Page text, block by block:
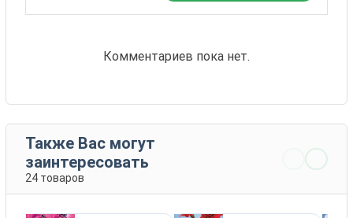
Комментариев пока нет.
Также Вас могут
заинтересовать
24 товаров